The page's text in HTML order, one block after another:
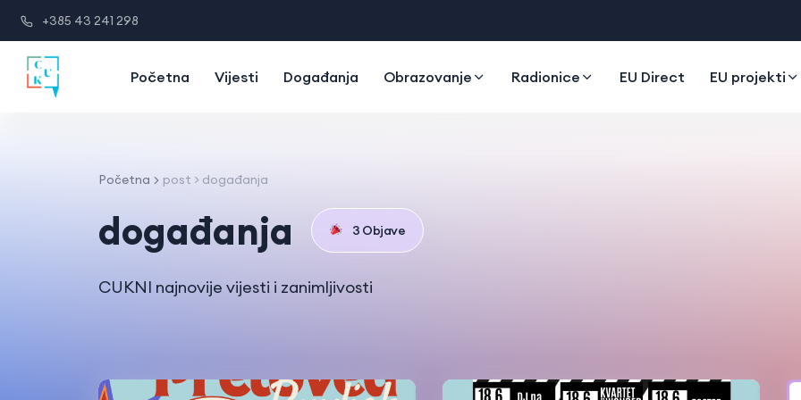
+385 43 241 298
Početna Vijesti Događanja Obrazovanje Radionice EU Direct EU projekti
Početna post > događanja
događanja 3 Objave
CUKNI najnovije vijesti i zanimljivosti